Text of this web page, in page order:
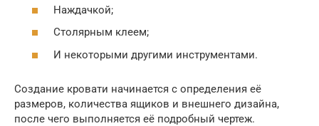
Наждачкой;
Столярным клеем;
И некоторыми другими инструментами.
Создание кровати начинается с определения её
размеров, количества ящиков и внешнего дизайна,
после чего выполняется её подробный чертеж.